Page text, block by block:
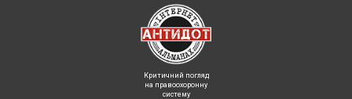
Критичний погляд
на правоохоронну
систему